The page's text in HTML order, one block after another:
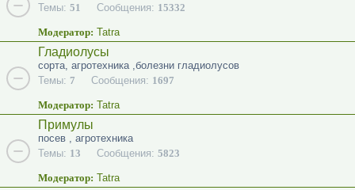
Темы: 51 Сообщения: 15332
Модератор: Tatra
Гладиолусы
сорта, агротехника ,болезни гладиолусов
Темы: 7 Сообщения: 1697
Модератор: Tatra
Примулы
посев , агротехника
Темы: 13 Сообщения: 5823
Модератор: Tatra